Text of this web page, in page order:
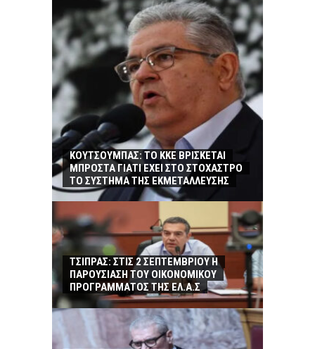
ΚΟΥΤΣΟΥΜΠΑΣ: TO KKE ΒΡΙΣΚΕΤΑΙ
ΜΠΡΟΣΤΑ ΓΙΑΤΙ ΕΧΕΙ ΣΤΟ ΣΤΟΧΑΣΤΡΟ
ΤΟ ΣΥΣΤΗΜΑ ΤΗΣ ΕΚΜΕΤΑΛΛΕΥΣΗΣ
ΤΣΙΠΡΑΣ: ΣΤΙΣ 2 ΣΕΠΤΕΜΒΡΙΟΥ Η
ΠΑΡΟΥΣΙΑΣΗ ΤΟΥ ΟΙΚΟΝΟΜΙΚΟΥ
ΠΡΟΓΡΑΜΜΑΤΟΣ ΤΗΣ ΕΛ.Α.Σ